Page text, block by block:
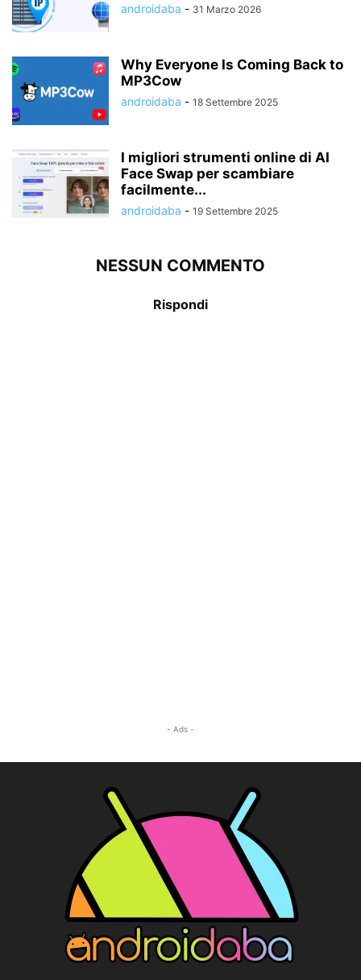
androidaba - 31 Marzo 2026
Why Everyone Is Coming Back to
MP3Cow
androidaba - 18 Settembre 2025
I migliori strumenti online di AI
Face Swap per scambiare
facilmente...
androidaba - 19 Settembre 2025
NESSUN COMMENTO
Rispondi
- Ads -